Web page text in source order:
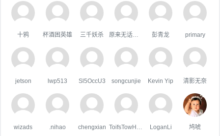
十鸦 杯酒困英雄 三千妖杀 彭青龙 primary
jetson lwp513 Sl5OccU3 songcunjie Kevin Yip 清影无奈
wizads .nihao chengxian LoganLi 鸠唬